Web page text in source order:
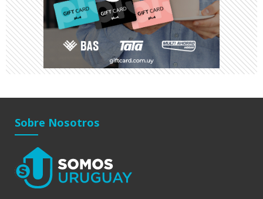
Sobre Nosotros